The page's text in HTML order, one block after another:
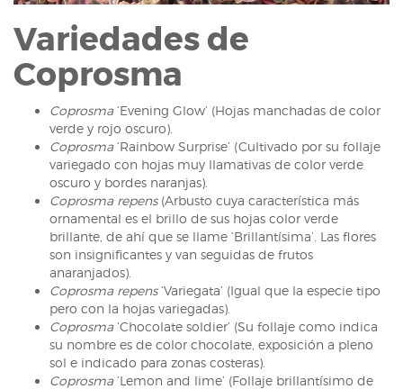
Variedades de
Coprosma
Coprosma‘Evening Glow’ (Hojas manchadas de color
verde y rojo oscuro).
Coprosma‘Rainbow Surprise’ (Cultivado por su follaje
variegado con hojas muy llamativas de color verde
oscuro y bordes naranjas).
Coprosma repens(Arbusto cuya característica más
ornamental es el brillo de sus hojas color verde
brillante, de ahí que se llame ‘Brillantísima’. Las flores
son insignificantes y van seguidas de frutos
anaranjados).
Coprosma repens‘Variegata’ (Igual que la especie tipo
pero con la hojas variegadas).
Coprosma‘Chocolate soldier’ (Su follaje como indica
su nombre es de color chocolate, exposición a pleno
sol e indicado para zonas costeras).
Coprosma‘Lemon and lime’ (Follaje brillantísimo de